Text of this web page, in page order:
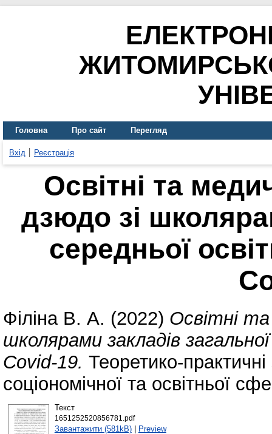
Головна Про сайт Перегляд
Вхід Реєстрація
Освітні та
дзюдо зі
середньої
Філіна В. А. (2022) Освітні
школярами закладів
Covid-19. Теоретико-
соціономічної та освітньої
Текст
1651252520856781.pdf
Завантажити (581kB)| Preview